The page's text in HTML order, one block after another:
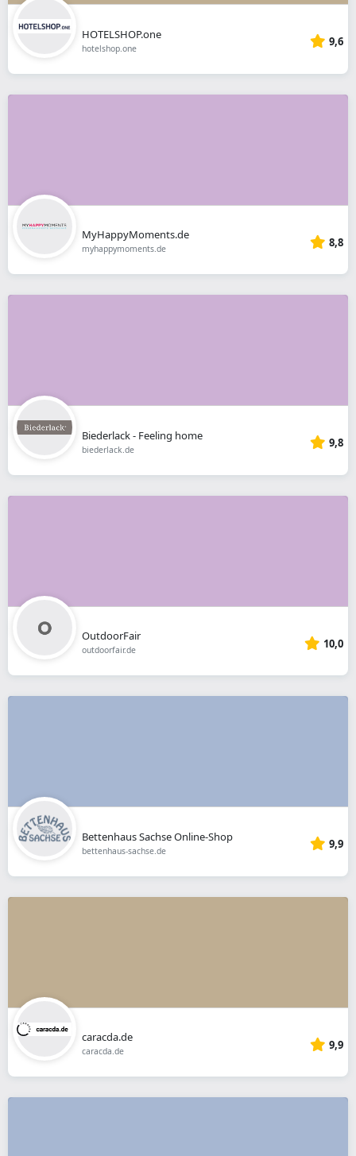
HOTELSHOP.one
hotelshop.one 9,6
MyHappyMoments.de
myhappymoments.de 8,8
Biederlack - Feeling home
biederlack.de 9,8
OutdoorFair
outdoorfair.de 10,0
Bettenhaus Sachse Online-Shop
bettenhaus-sachse.de 9,9
caracda.de
caracda.de 9,9